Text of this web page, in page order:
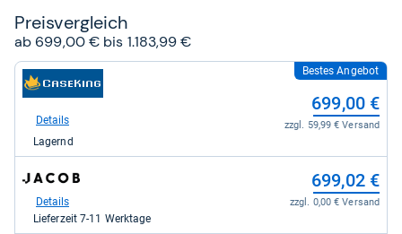
Preis­ver­gleich
ab 699,00 € bis 1.183,99 €
zum
Shop:
Caseking
699,00
kaufen.
Bestes Angebot
699,00 €
zzgl. 59,99 € Versand
Details
Lagernd
zum
Shop:
Jacob
699,02 €
zzgl. 0,00 € Versand
Details
Lieferzeit 7-11 Werktage